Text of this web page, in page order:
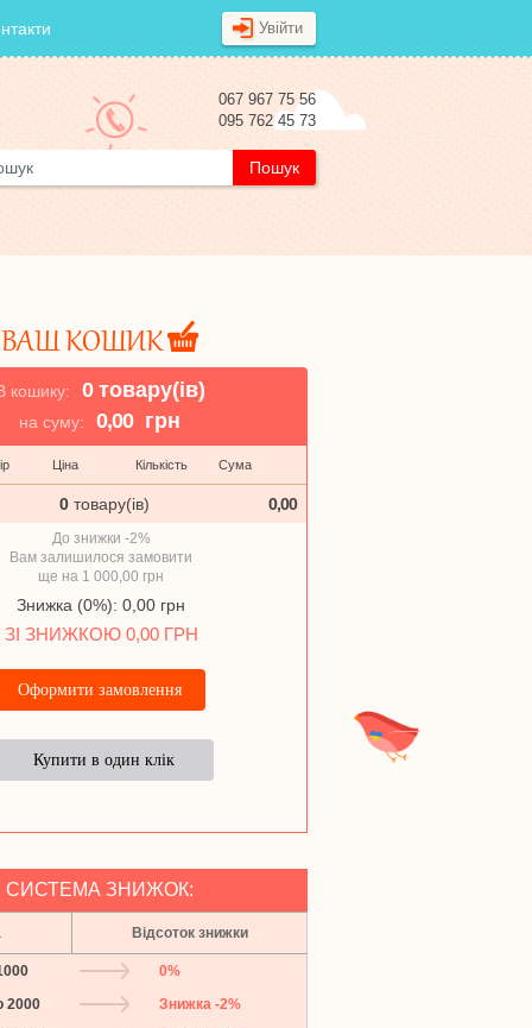
Увійти
067 967 75 56
095 762 45 73
ВАШ КОШИК
кошику: 0 товару(ів)
на суму: 0,00 грн
Ціна Кількість Сума
0,00
0 товару(ів)
До знижки -2%
Вам залишилося замовити
ще на 1 000,00 грн
Знижка (0%): 0,00 грн
ЗІ ЗНИЖКОЮ 0,00 ГРН
Телефон
СИСТЕМА ЗНИЖОК:
Відсоток знижки
0%
2000
Знижка -2%